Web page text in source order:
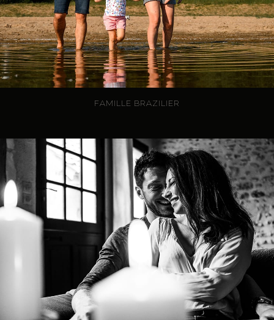
FAMILLE BRAZILIER